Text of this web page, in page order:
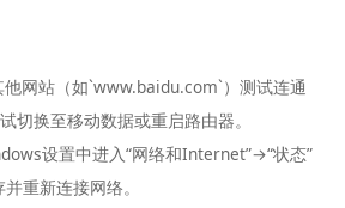
网站（如`www.baidu.com`）测试连通
切换至移动数据或重启路由器。
设置中进入“网络和Internet”→“状态”
重新连接网络。